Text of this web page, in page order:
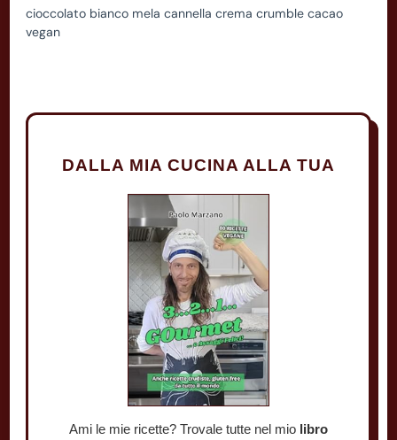
cioccolato bianco mela cannella crema crumble cacao
vegan
DALLA MIA CUCINA ALLA TUA
Ami le mie ricette? Trovale tutte nel mio libro